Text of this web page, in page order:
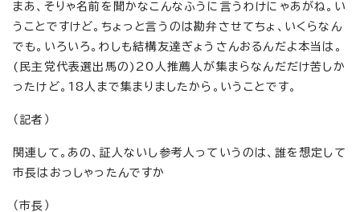
まあ、そりゃ名前を聞かなこんなふうに言うわけにゃあがね。い
うことですけど。ちょっと言うのは勘弁させてちょ、いくらなん
でも。いろいろ。わしも結構友達ぎょうさんおるんだよ本当は。
(民主党代表選出馬の)20人推薦人が集まらなんだだけ苦しか
ったけど。18人まで集まりましたから。いうことです。
（記者）
関連して。あの、証人ないし参考人っていうのは、誰を想定して
市長はおっしゃったんですか
（市長）